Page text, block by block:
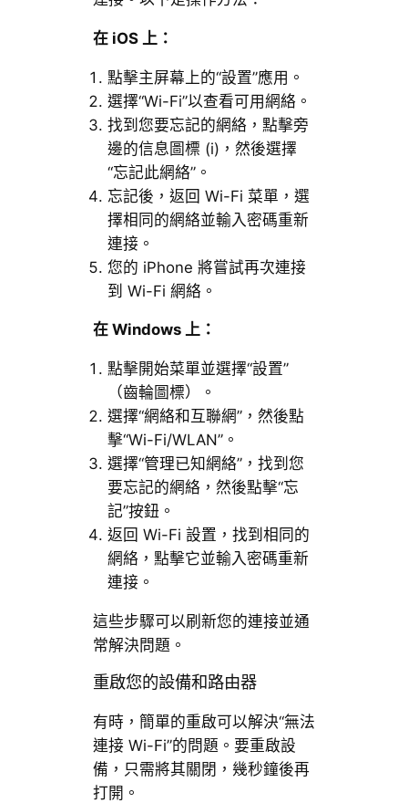
在 iOS 上：
點擊主屏幕上的“設置”應用。
選擇“Wi-Fi”以查看可用網絡。
找到您要忘記的網絡，點擊旁
邊的信息圖標 (i)，然後選擇
“忘記此網絡”。
忘記後，返回 Wi-Fi 菜單，選
擇相同的網絡並輸入密碼重新
連接。
您的 iPhone 將嘗試再次連接
到 Wi-Fi 網絡。
在 Windows 上：
點擊開始菜單並選擇“設置”
（齒輪圖標）。
選擇“網絡和互聯網”，然後點
擊“Wi-Fi/WLAN”。
選擇“管理已知網絡”，找到您
要忘記的網絡，然後點擊“忘
記”按鈕。
返回 Wi-Fi 設置，找到相同的
網絡，點擊它並輸入密碼重新
連接。
這些步驟可以刷新您的連接並通
常解決問題。
重啟您的設備和路由器
有時，簡單的重啟可以解決“無法
連接 Wi-Fi”的問題。要重啟設
備，只需將其關閉，幾秒鐘後再
打開。